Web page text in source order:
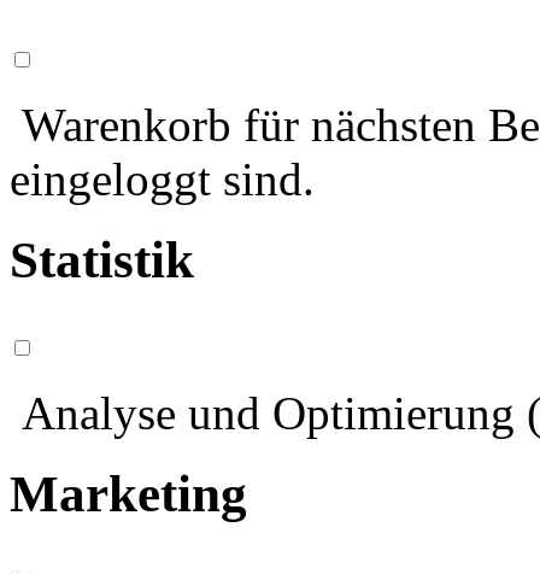
Warenkorb für nächsten
eingeloggt sind.
Statistik
Analyse und Optimierung
Marketing